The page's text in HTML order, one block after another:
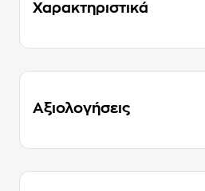
Χαρακτηριστικά
Αξιολογήσεις